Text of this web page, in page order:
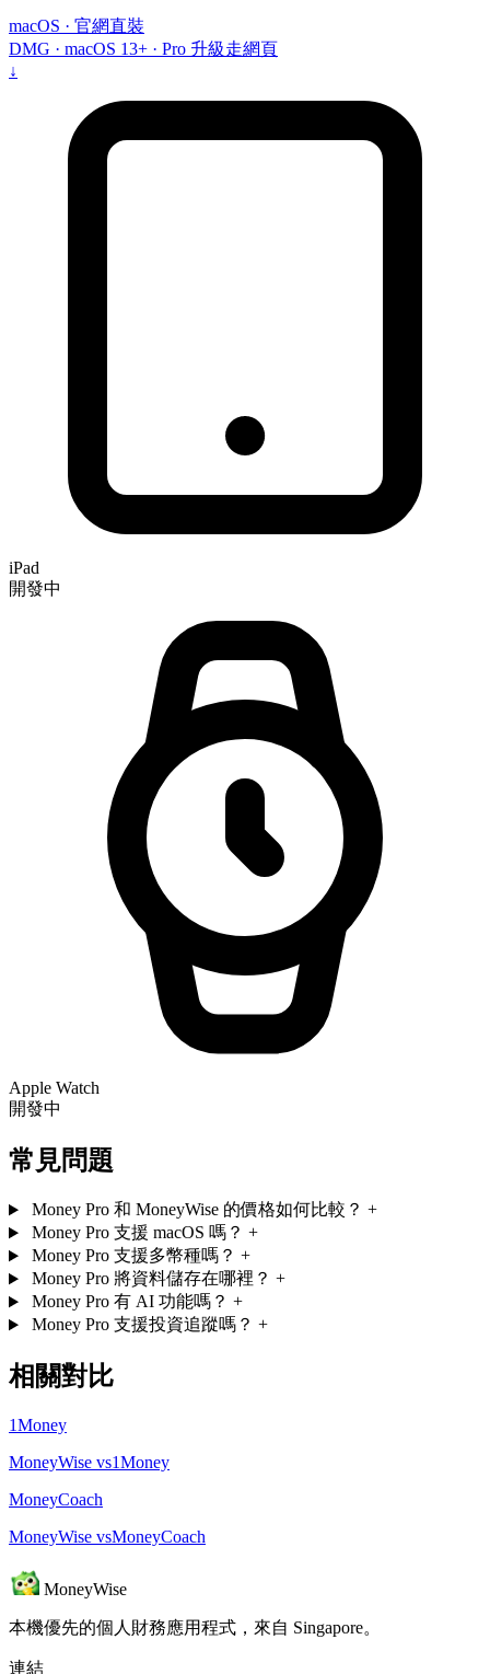
macOS · 官網直裝
DMG · macOS 13+ · Pro 升級走網頁
↓
iPad
開發中
Apple Watch
開發中
常見問題
Money Pro 和 MoneyWise 的價格如何比較？ +
Money Pro 支援 macOS 嗎？ +
Money Pro 支援多幣種嗎？ +
Money Pro 將資料儲存在哪裡？ +
Money Pro 有 AI 功能嗎？ +
Money Pro 支援投資追蹤嗎？ +
相關對比
1Money
MoneyWise vs1Money
MoneyCoach
MoneyWise vsMoneyCoach
MoneyWise
本機優先的個人財務應用程式，來自 Singapore。
連結